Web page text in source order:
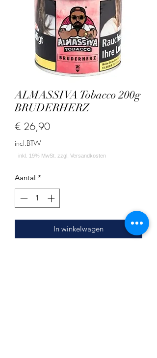
ALMASSIVA Tobacco 200g
BRUDERHERZ
€ 26,90Prijs
incl.BTW
Aantal *
In winkelwagen